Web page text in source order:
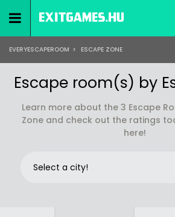
EVERYESCAPEROOM > ESCAPE ZONE
Escape room(s) by
Learn more about the 3 Escape
Zone and check out the ratings
here!